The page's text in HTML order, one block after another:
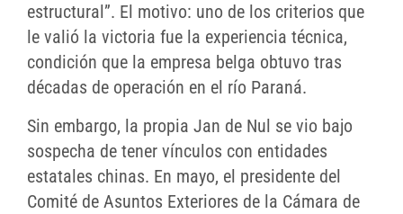
estructural”. El motivo: uno de los criterios que
le valió la victoria fue la experiencia técnica,
condición que la empresa belga obtuvo tras
décadas de operación en el río Paraná.
Sin embargo, la propia Jan de Nul se vio bajo
sospecha de tener vínculos con entidades
estatales chinas. En mayo, el presidente del
Comité de Asuntos Exteriores de la Cámara de